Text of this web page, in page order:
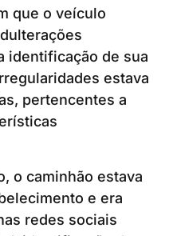
que o veículo
identificação de sua
estava
pertencentes a
o caminhão estava
e era
redes sociais